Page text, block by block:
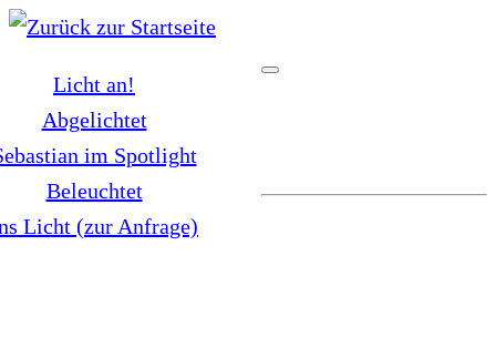
Zum
springenLicht an!
Abgelichtet
im Spotlight
Beleuchtet
Licht (zur Anfrage)